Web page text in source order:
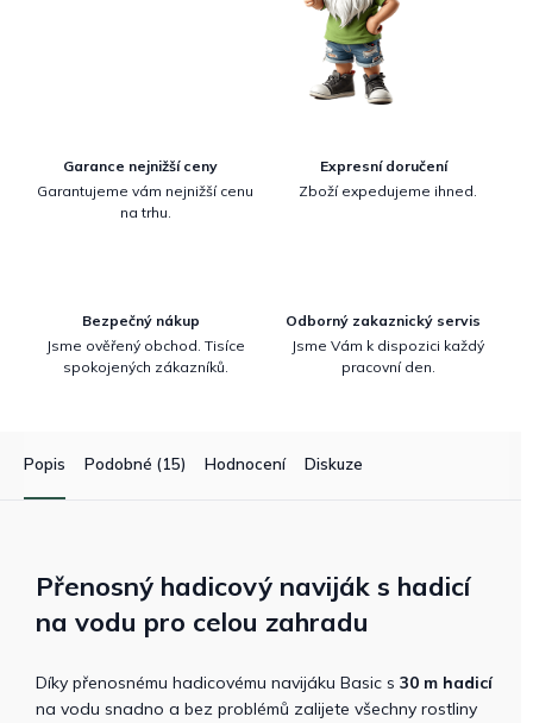
Garance nejnižší ceny
Garantujeme vám nejnižší cenu
na trhu.
Expresní doručení
Zboží expedujeme ihned.
Bezpečný nákup
Jsme ověřený obchod. Tisíce
spokojených zákazníků.
Odborný zakaznický servis
Jsme Vám k dispozici každý
pracovní den.
Popis Podobné (15) Hodnocení Diskuze
Přenosný hadicový naviják s hadicí
na vodu pro celou zahradu
Díky přenosnému hadicovému navijáku Basic s 30 m hadicí
na vodu snadno a bez problémů zalijete všechny rostliny